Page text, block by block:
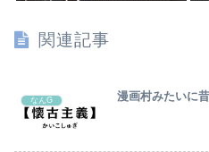
関連記事
なんG 漫画村みたいに